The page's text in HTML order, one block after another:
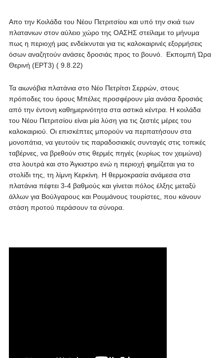
Απο την Κοιλάδα του Νέου Πετριτσίου και υπό την σκιά των
πλατανιων στον αύλειο χώρο της ΟΑΣΗΣ στείλαμε το μήνυμα
πως η περιοχή μας ενδείκνυται για τις καλοκαιρινές εξορμήσεις
όσων αναζητούν ανάσες δροσιάς προς το βουνό. Εκπομπή Ώρα
Θερινή (ΕΡΤ3) ( 9.8.22)
Τα αιωνόβια πλατάνια στο Νέο Πετρίτσι Σερρών, στους
πρόποδες του όρους Μπέλες προσφέρουν μία ανάσα δροσιάς
από την έντονη καθημερινότητα στα αστικά κέντρα. Η κοιλάδα
του Νέου Πετριτσίου είναι μία λύση για τις ζεστές μέρες του
καλοκαιριού. Οι επισκέπτες μπορούν να περπατήσουν στα
μονοπάτια, να γευτούν τις παραδοσιακές συνταγές στις τοπικές
ταβέρνες, να βρεθούν στις θερμές πηγές (κυρίως τον χειμώνα)
στα λουτρά και στο Άγκιστρο ενώ η περιοχή φημίζεται για το
στολίδι της, τη λίμνη Κερκίνη. Η θερμοκρασία ανάμεσα στα
πλατάνια πέφτει 3-4 βαθμούς και γίνεται πόλος έλξης μεταξύ
άλλων για Βούλγαρους και Ρουμάνους τουρίστες, που κάνουν
στάση προτού περάσουν τα σύνορα.